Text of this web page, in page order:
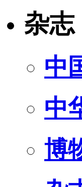
杂志
中
中
博